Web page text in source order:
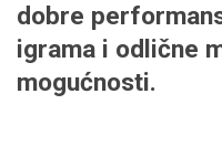
dobre
igrama i odlične
mogućnosti.